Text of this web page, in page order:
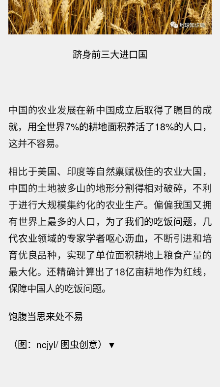
跻身前三大进口国
中国的农业发展在新中国成立后取得了瞩目的成
就， 用全世界7%的耕地面积养活了18%的人口，
这并不容易。
相比于美国、印度等自然禀赋极佳的农业大国，
中国的土地被多山的地形分割得相对破碎，不利
于进行大规模集约化的农业生产。偏偏我国又拥
有世界上最多的人口， 为了我们的吃饭问题，几
代农业领域的专家学者呕心沥血， 不断引进和培
育优良品种，实现了单位面积耕地上粮食产量的
最大化。还精确计算出了18亿亩耕地作为红线，
保障中国人的吃饭问题。
饱腹当思来处不易
（图：ncjyl/ 图虫创意）▼